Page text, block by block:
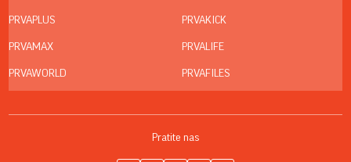
PRVAPLUS
PRVAMAX
PRVAWORLD
PRVAKICK
PRVALIFE
PRVAFILES
Pratite nas